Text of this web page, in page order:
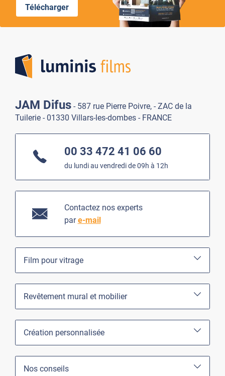
Télécharger
JAM Difus - 587 rue Pierre Poivre, - ZAC de la
Tuilerie - 01330 Villars-les-dombes - FRANCE
00 33 472 41 06 60
du lundi au vendredi de 09h à 12h
Contactez nos experts
pare-mail
Film pour vitrage
Revêtement mural et mobilier
Création personnalisée
Nos conseils